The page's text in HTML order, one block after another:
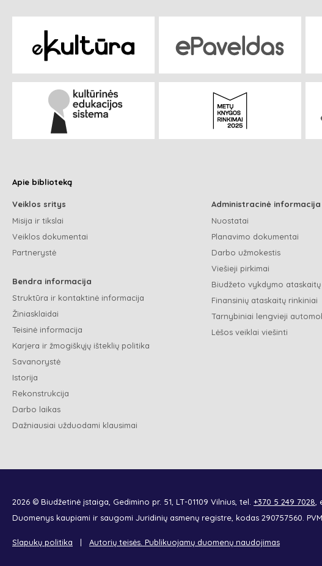
Apie biblioteką
Veiklos sritys
Misija ir tikslai
Veiklos dokumentai
Partnerystė
Bendra informacija
Struktūra ir kontaktinė informacija
Žiniasklaidai
Teisinė informacija
Karjera ir žmogiškųjų išteklių politika
Savanorystė
Istorija
Rekonstrukcija
Darbo laikas
Dažniausiai užduodami klausimai
Administracinė informacija
Nuostatai
Planavimo dokumentai
Darbo užmokestis
Viešieji pirkimai
Biudžeto vykdymo
Finansinių ataskaitų rinkiniai
Tarnybiniai lengvieji
Lėšos veiklai viešinti
2026 © Biudžetinė įstaiga, Gedimino pr. 51, LT-01109 Vilnius, tel. +370 5 249 7028
Duomenys kaupiami ir saugomi Juridinių asmenų registre, kodas 290757560.
Slapukų politika Autorių teisės. Publikuojamų duomenų naudojimas